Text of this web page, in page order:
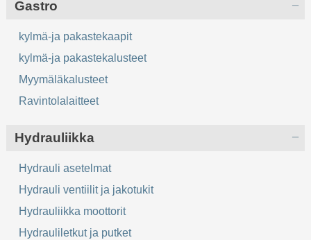
Gastro
kylmä-ja pakastekaapit
kylmä-ja pakastekalusteet
Myymäläkalusteet
Ravintolalaitteet
Hydrauliikka
Hydrauli asetelmat
Hydrauli ventiilit ja jakotukit
Hydrauliikka moottorit
Hydrauliletkut ja putket